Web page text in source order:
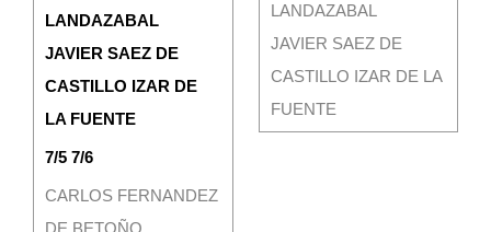
LANDAZABAL
JAVIER SAEZ DE
CASTILLO IZAR DE LA
FUENTE
LANDAZABAL
JAVIER SAEZ DE
CASTILLO IZAR DE
LA FUENTE
7/5 7/6
CARLOS FERNANDEZ
DE BETOÑO